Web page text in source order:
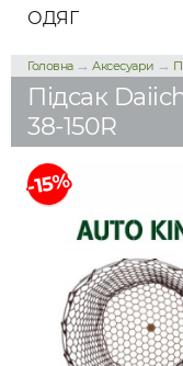
ОДЯГ
Головна→ Аксесуари →
Підсак
38-150R
-15%